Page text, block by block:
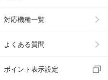
対応機種一覧
よくある質問
ポイント表示設定